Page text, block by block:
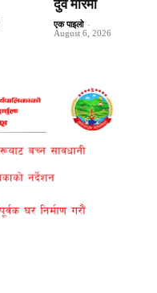
दुवै मारमा
एक पाइलो -
August 6, 2026